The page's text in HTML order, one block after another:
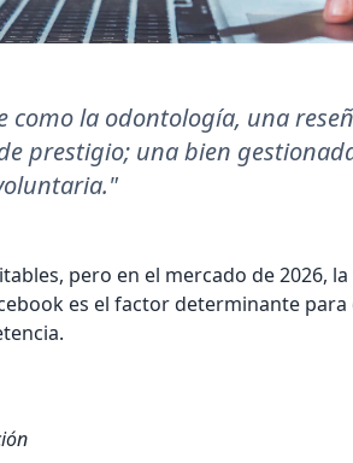
como la odontología, una
prestigio; una bien
pero en el mercado de 2026,
es el factor determinante